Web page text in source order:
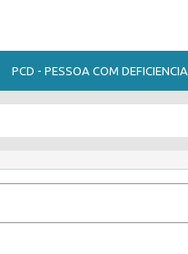
PCD - PESSOA COM DEFICIENCIA